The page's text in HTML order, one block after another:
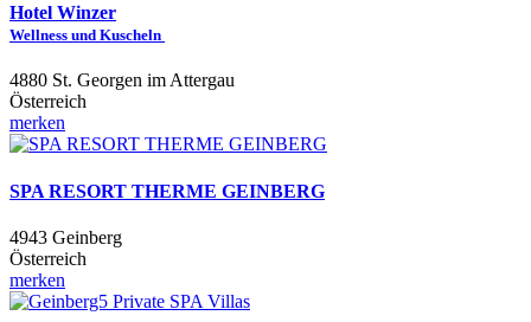
Hotel Winzer
Wellness und Kuscheln
4880 St. Georgen im Attergau
Österreich
merken
SPA RESORT THERME GEINBERG
4943 Geinberg
Österreich
merken